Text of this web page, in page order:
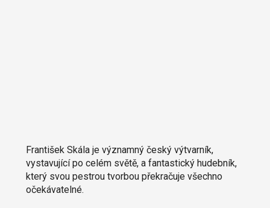
František Skála je významný český výtvarník,
vystavující po celém světě, a fantastický hudebník,
který svou pestrou tvorbou překračuje všechno
očekávatelné.